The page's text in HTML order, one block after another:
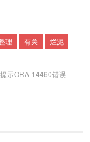
理 有关 烂泥
示ORA-14460错误